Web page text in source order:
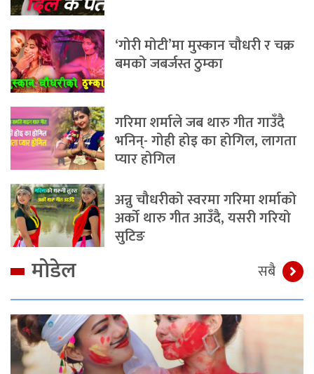
‘गोरी मोटी’मा मुस्कान चौधरी र चक्र
बमको जबर्जस्त ठुम्का
गरिमा शर्माले जब थारु गीत गाउँदै
भनिन्- गोही होइ का होगिल, लागता
प्यार होगिल
अन्नु चौधरीको स्वरमा गरिमा शर्माको
अर्को थारु गीत आउँदै, यसरी गरियो
सुटिङ
मोडेल सबै